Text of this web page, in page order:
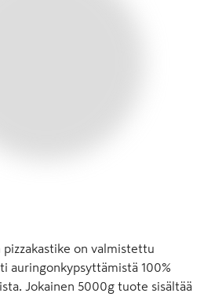
on valmistettu
auringonkypsyttämistä 100%
Jokainen 5000g tuote sisältää